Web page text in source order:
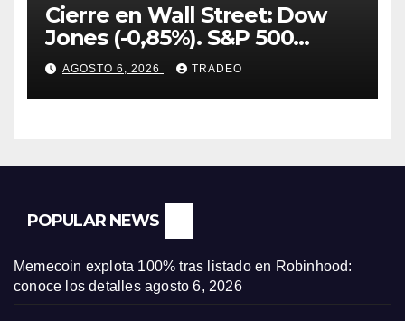
Cierre en Wall Street: Dow
Jones (-0,85%). S&P 500
(-0,18%) y Nasdaq (-0,06%)
AGOSTO 6, 2026 TRADEO
POPULAR NEWS
Memecoin explota 100% tras listado en Robinhood:
conoce los detalles agosto 6, 2026